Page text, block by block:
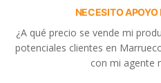
NECESITO APOYO
¿A qué precio se vende mi
potenciales clientes en
con mi agente